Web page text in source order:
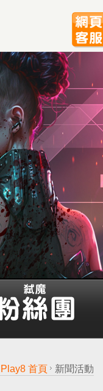
Play8 首頁 新聞活動